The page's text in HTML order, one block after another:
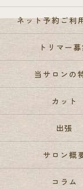
ネット予約ご利
トリマー
当サロンの
カット
出張
サロン概
コラム